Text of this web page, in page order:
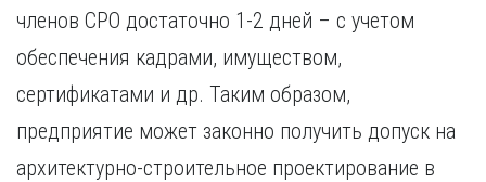
членов СРО достаточно 1-2 дней – с учетом
обеспечения кадрами, имуществом,
сертификатами и др. Таким образом,
предприятие может законно получить допуск на
архитектурно-строительное проектирование в